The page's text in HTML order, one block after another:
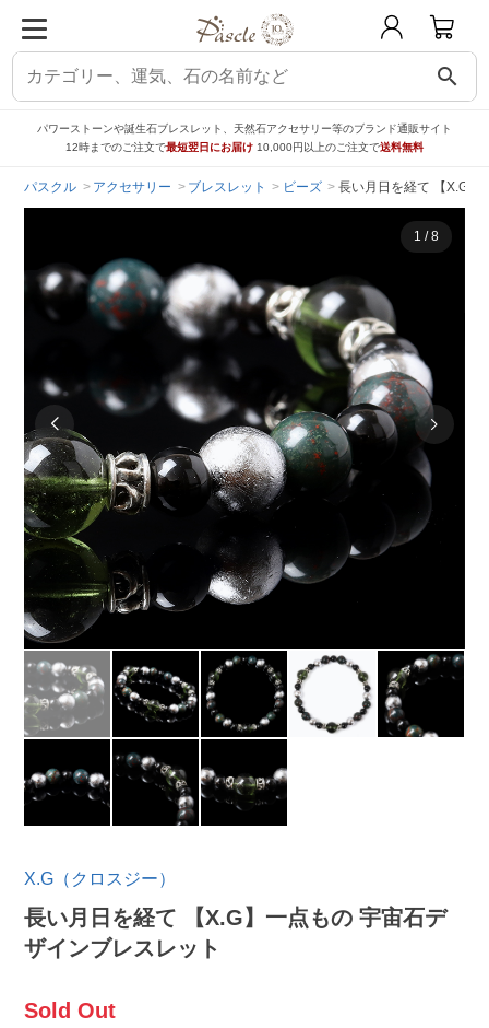
search
パワーストーンや誕生石ブレスレット、天然石アクセサリー等のブランド通販サイト
12時までのご注文で最短翌日にお届け 10,000円以上のご注文で送料無料
パスクル アクセサリー ブレスレット ビーズ 長い月日を経て 【X.G】
1 /8
X.G（クロスジー）
長い月日を経て 【X.G】一点もの 宇宙石デ
ザインブレスレット
Sold Out